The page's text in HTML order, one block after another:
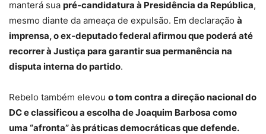
manterá sua pré-candidatura à Presidência da República,
mesmo diante da ameaça de expulsão. Em declaração à
imprensa, o ex-deputado federal afirmou que poderá até
recorrer à Justiça para garantir sua permanência na
disputa interna do partido.
Rebelo também elevou o tom contra a direção nacional do
DC e classificou a escolha de Joaquim Barbosa como
uma “afronta” às práticas democráticas que defende.